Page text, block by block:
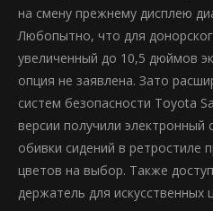
на смену прежнему дисплею
Любопытно, что для
увеличенный до 10,5 дюймов
опция не заявлена. Зато
систем безопасности Toyota
версии получили
обивки сидений в ретростиле
цветов на выбор. Также
держатель для искусственных